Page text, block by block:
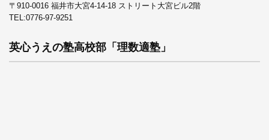
〒910-0016 福井市大宮4-14-18 ストリート大宮ビル2階
TEL:0776-97-9251
英心うえの塾高校部「理数適塾」